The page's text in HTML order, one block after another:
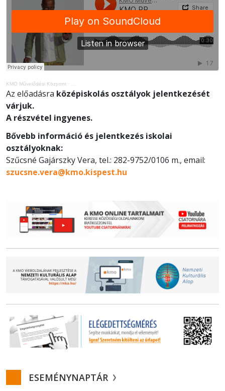
KMO Művelődési Központ ·
Az előadásra középiskolás osztályok jelentkezését
várjuk.
A részvétel ingyenes.
Bővebb információ és jelentkezés iskolai
osztályoknak:
Szűcsné Gajárszky Vera, tel.: 282-9752/0106 m., email:
szucsne.vera@kmo.kispest.hu
ESEMÉNYNAPTÁR